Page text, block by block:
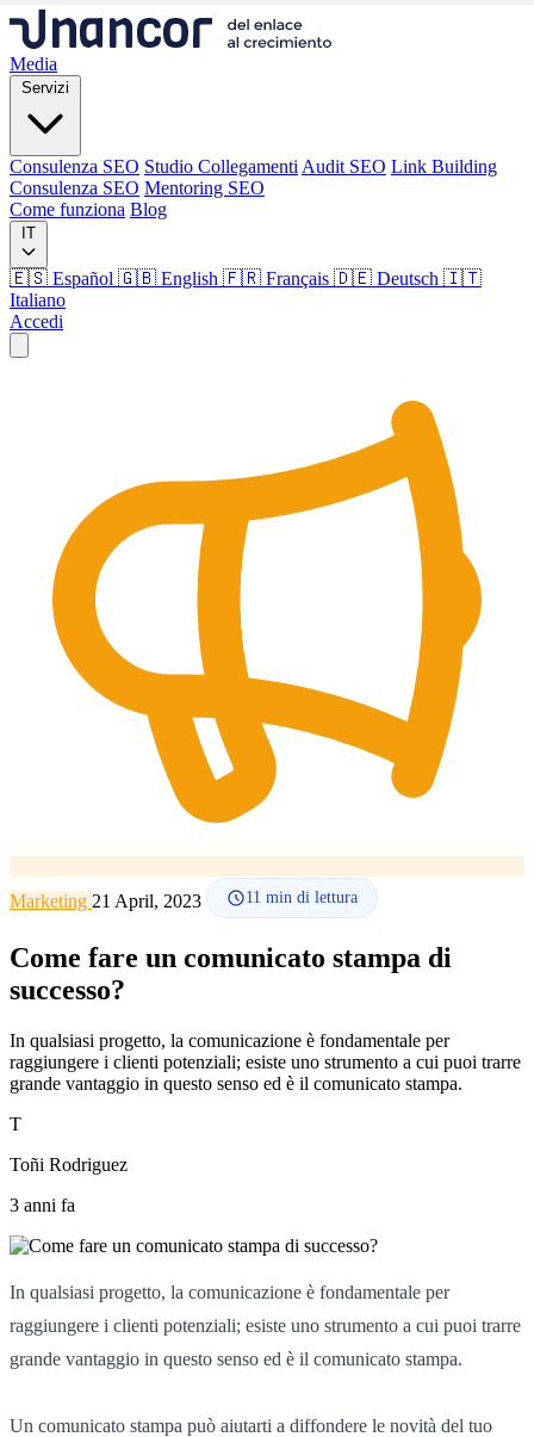
Media
Servizi
Consulenza SEO Studio Collegamenti Audit SEO Link Building
Consulenza SEO Mentoring SEO
Come funziona Blog
IT
🇪🇸 Español 🇬🇧 English 🇫🇷 Français 🇩🇪 Deutsch 🇮🇹
Italiano
Accedi
Studio CollegamentiAudit SEO
Link Building
Consulenza SEO
Come funziona
Lingua
🇪🇸 ES
🇬🇧 EN 🇫🇷 FR 🇩🇪 DE
Accedi
Marketing 21 April, 2023 11 min di lettura
Come fare un comunicato stampa di
successo?
In qualsiasi progetto, la comunicazione è fondamentale per
raggiungere i clienti potenziali; esiste uno strumento a cui puoi trarre
grande vantaggio in questo senso ed è il comunicato stampa.
T
Toñi Rodriguez
3 anni fa
In qualsiasi progetto, la comunicazione è fondamentale per
raggiungere i clienti potenziali; esiste uno strumento a cui puoi trarre
grande vantaggio in questo senso ed è il comunicato stampa.
Un comunicato stampa può aiutarti a diffondere le novità del tuo